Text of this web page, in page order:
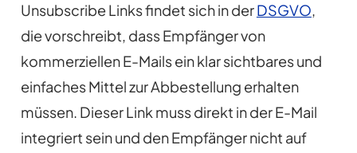
Unsubscribe Links findet sich in derDSGVO,
die vorschreibt, dass Empfänger von
kommerziellen E-Mails ein klar sichtbares und
einfaches Mittel zur Abbestellung erhalten
müssen. Dieser Link muss direkt in der E-Mail
integriert sein und den Empfänger nicht auf